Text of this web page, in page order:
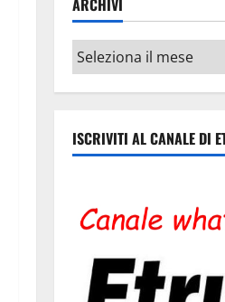
ARCHIVI
Archivi
ISCRIVITI AL CANALE DI